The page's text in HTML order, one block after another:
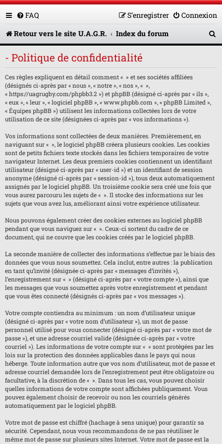
FAQ Connexion
S’enregistrer
Retour vers le site U.A.G.R.
Index du forum
e
- Politique de confidentialité
Ces règles expliquent en détail comment « » et ses sociétés affiliées
(désignés ci-après par « nous », « notre », « nos », « »,
« https://uagrugby.com/phpbb3.2 ») et phpBB (désigné ci-après par « ils »,
« eux », « leur », « logiciel phpBB », « www.phpbb.com », « phpBB Limited »,
« Équipes phpBB ») utilisent les informations collectées lors de votre
utilisation de ce site (désignées ci-après par « vos informations »).
Vos informations sont collectées de deux manières. Premièrement, en
naviguant sur « », le logiciel phpBB créera plusieurs cookies. Les cookies
sont de petits fichiers texte stockés dans les fichiers temporaires de votre
navigateur Internet. Les deux premiers cookies contiennent un identifiant
utilisateur (désigné ci-après par « user-id ») et un identifiant de session
anonyme (désigné ci-après par « session-id »), tous deux automatiquement
assignés par le logiciel phpBB. Un troisième cookie sera créé une fois que
vous aurez parcouru les sujets de « ». Il stocke des informations sur les
sujets que vous avez lus, améliorant ainsi votre expérience utilisateur.
Nous pouvons également créer des cookies externes au logiciel phpBB
pendant que vous naviguez sur « ». Ceux-ci sortent du cadre de ce
document, qui ne couvre que les cookies créés par le logiciel phpBB.
La seconde manière de collecter des informations s’effectue par le biais des
données que vous nous soumettez. Cela inclut, entre autres : la publication
en tant qu’invité (désignée ci-après par « messages d’invités »),
l’enregistrement sur « » (désigné ci-après par « votre compte »), ainsi que
les messages que vous soumettez après votre enregistrement et pendant
que vous êtes connecté (désignés ci-après par « vos messages »).
Votre compte contiendra au minimum : un nom d’utilisateur unique
(désigné ci-après par « votre nom d’utilisateur »), un mot de passe
personnel utilisé pour vous connecter (désigné ci-après par « votre mot de
passe »), et une adresse courriel valide (désignée ci-après par « votre
courriel »). Les informations de votre compte sur « » sont protégées par les
lois sur la protection des données applicables dans le pays qui nous
héberge. Toute information autre que vos nom d’utilisateur, mot de passe et
adresse courriel demandée lors de l’enregistrement peut être obligatoire ou
facultative, à la discrétion de « ». Dans tous les cas, vous pouvez choisir
quelles informations de votre compte sont affichées publiquement. Vous
pouvez également choisir de recevoir ou non les courriels générés
automatiquement par le logiciel phpBB.
Votre mot de passe est chiffré (hachage à sens unique) pour garantir sa
sécurité. Cependant, nous vous recommandons de ne pas réutiliser le
même mot de passe sur plusieurs sites Internet. Votre mot de passe est la